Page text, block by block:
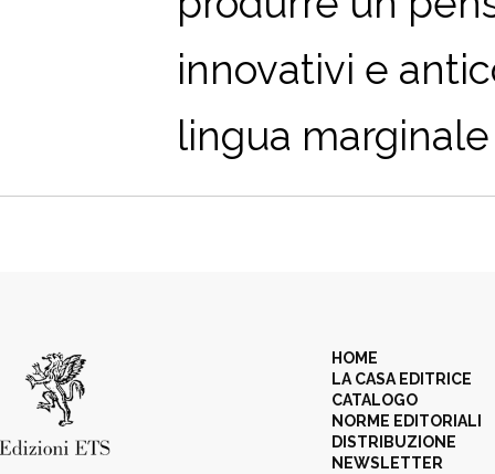
innovativi e
lingua marginale
HOME
LA CASA EDITRICE
CATALOGO
NORME EDITORIALI
DISTRIBUZIONE
NEWSLETTER